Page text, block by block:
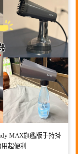
MAX旗艦版手持掛
超便利